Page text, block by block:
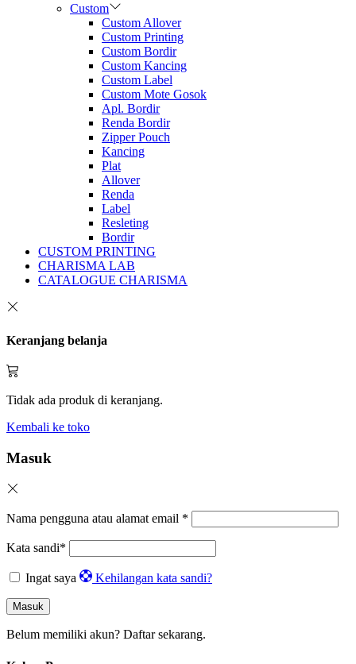
Custom
Custom Allover
Custom Printing
Custom Bordir
Custom Kancing
Custom Label
Custom Mote Gosok
Apl. Bordir
Renda Bordir
Zipper Pouch
Kancing
Plat
Allover
Renda
Label
Resleting
Bordir
CUSTOM PRINTING
CHARISMA LAB
CATALOGUE CHARISMA
Keranjang belanja
Tidak ada produk di keranjang.
Kembali ke toko
Masuk
Nama pengguna atau alamat email *
Kata sandi*
Ingat saya Kehilangan kata sandi?
Masuk
Belum memiliki akun? Daftar sekarang.